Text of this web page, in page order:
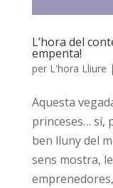
L’hora del
empenta!
per L'hora Lliure |
Aquesta
princeses… sí,
ben lluny del
sens mostra,